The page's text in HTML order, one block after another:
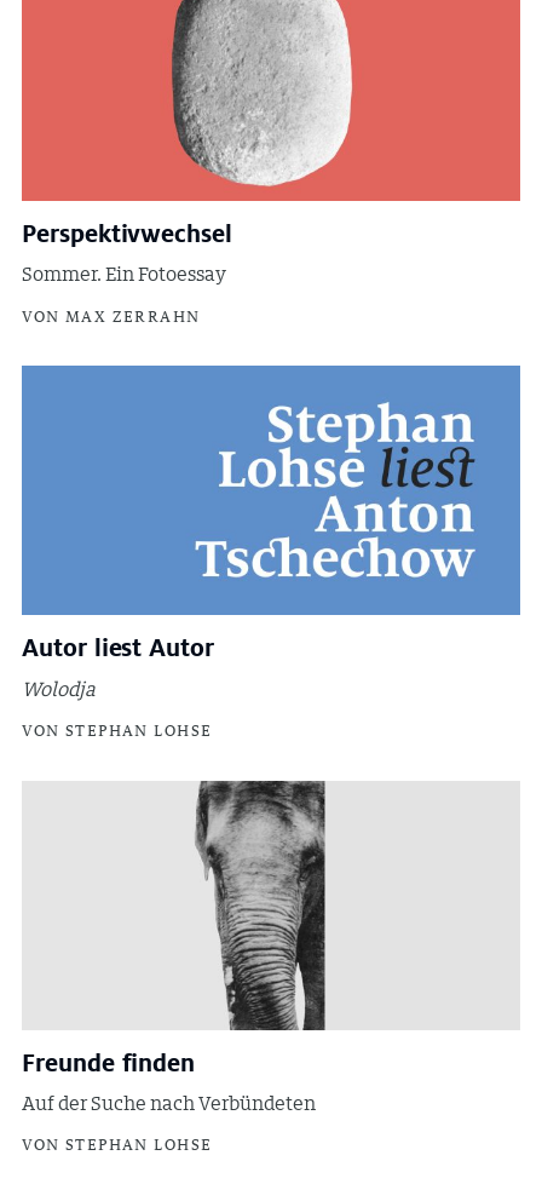
Perspektivwechsel
Sommer. Ein Fotoessay
VON MAX ZERRAHN
Autor liest Autor
Wolodja
VON STEPHAN LOHSE
Freunde finden
Auf der Suche nach Verbündeten
VON STEPHAN LOHSE